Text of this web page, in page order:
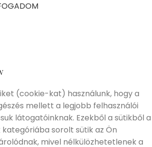
(cookie-kat) használunk, hogy a
mellett a legjobb felhasználói
látogatóinknak. Ezekből a sütikből a
sorolt sütik az Ön
mivel nélkülözhetetlenek a